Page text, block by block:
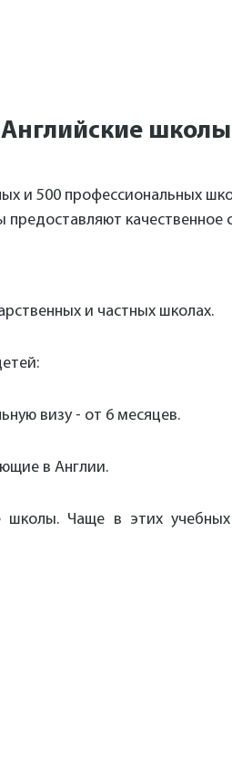
Английские школы
и 500 профессиональных
и частных школах.
визу - от 6 месяцев.
в Англии.
Чаще в этих учебных